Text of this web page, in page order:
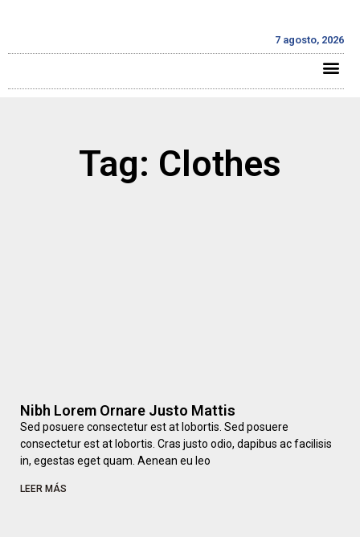
7 agosto, 2026
Tag: Clothes
Nibh Lorem Ornare Justo Mattis
Sed posuere consectetur est at lobortis. Sed posuere
consectetur est at lobortis. Cras justo odio, dapibus ac facilisis
in, egestas eget quam. Aenean eu leo
LEER MÁS